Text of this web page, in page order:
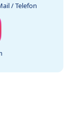
/ Telefon